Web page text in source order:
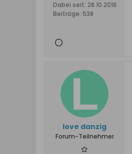
Dabei seit: 28.10.2018
Beiträge: 538
love danzig
Forum-Teilnehmer